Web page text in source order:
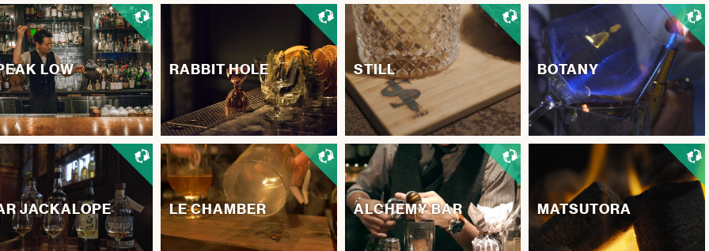
LOW RABBIT HOLE STILL BOTANY
JACKALOPE LE CHAMBER ALCHEMY BAR MATSUTORA